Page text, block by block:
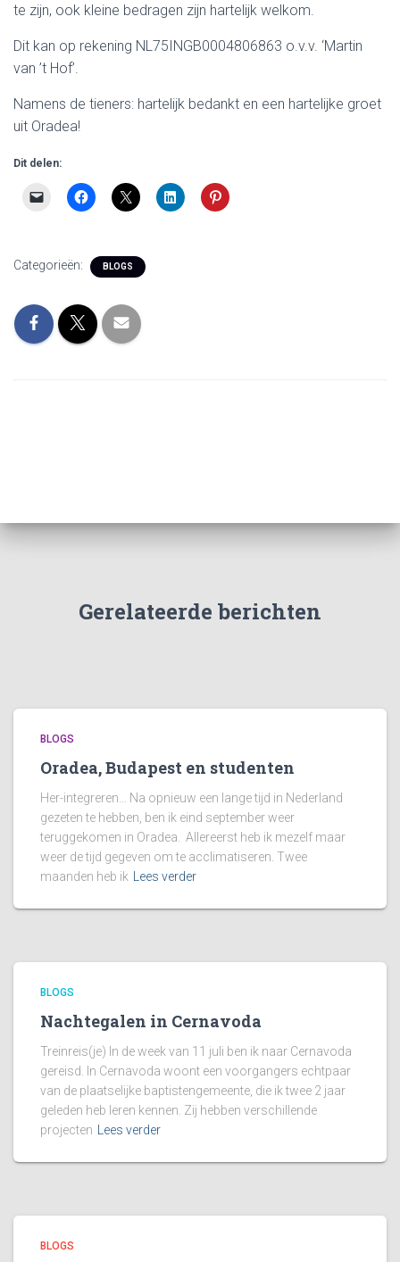
te zijn, ook kleine bedragen zijn hartelijk welkom.
Dit kan op rekening NL75INGB0004806863 o.v.v. ‘Martin
van ’t Hof’.
Namens de tieners: hartelijk bedankt en een hartelijke groet
uit Oradea!
Dit delen:
Categorieën: BLOGS
Gerelateerde berichten
BLOGS
Oradea, Budapest en studenten
Her-integreren… Na opnieuw een lange tijd in Nederland
gezeten te hebben, ben ik eind september weer
teruggekomen in Oradea. Allereerst heb ik mezelf maar
weer de tijd gegeven om te acclimatiseren. Twee
maanden heb ik
Lees verder
BLOGS
Nachtegalen in Cernavoda
Treinreis(je) In de week van 11 juli ben ik naar Cernavoda
gereisd. In Cernavoda woont een voorgangers echtpaar
van de plaatselijke baptistengemeente, die ik twee 2 jaar
geleden heb leren kennen. Zij hebben verschillende
projecten
Lees verder
BLOGS